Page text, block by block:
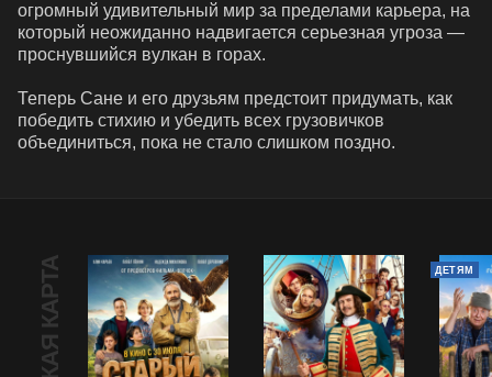
огромный удивительный мир за пределами карьера, на
который неожиданно надвигается серьезная угроза —
проснувшийся вулкан в горах.
Теперь Сане и его друзьям предстоит придумать, как
победить стихию и убедить всех грузовичков
объединиться, пока не стало слишком поздно.
ДЕТЯМ